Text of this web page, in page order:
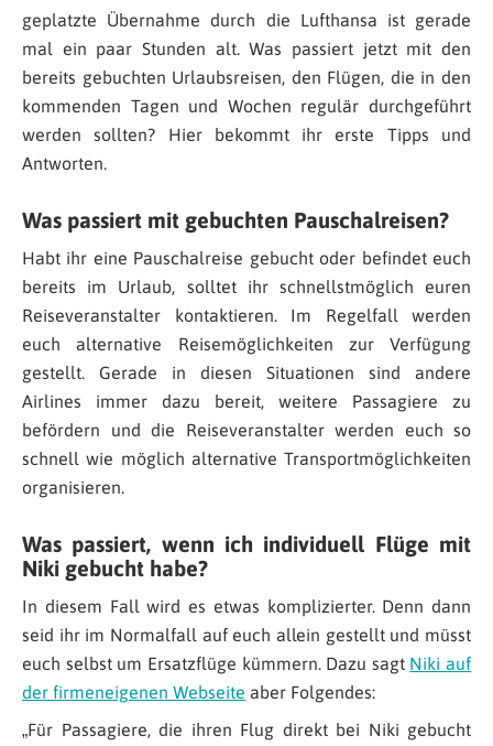
geplatzte Übernahme durch die Lufthansa ist gerade
mal ein paar Stunden alt. Was passiert jetzt mit den
bereits gebuchten Urlaubsreisen, den Flügen, die in den
kommenden Tagen und Wochen regulär durchgeführt
werden sollten? Hier bekommt ihr erste Tipps und
Antworten.
Was passiert mit gebuchten Pauschalreisen?
Habt ihr eine Pauschalreise gebucht oder befindet euch
bereits im Urlaub, solltet ihr schnellstmöglich euren
Reiseveranstalter kontaktieren. Im Regelfall werden
euch alternative Reisemöglichkeiten zur Verfügung
gestellt. Gerade in diesen Situationen sind andere
Airlines immer dazu bereit, weitere Passagiere zu
befördern und die Reiseveranstalter werden euch so
schnell wie möglich alternative Transportmöglichkeiten
organisieren.
Was passiert, wenn ich individuell Flüge mit
Niki gebucht habe?
In diesem Fall wird es etwas komplizierter. Denn dann
seid ihr im Normalfall auf euch allein gestellt und müsst
euch selbst um Ersatzflüge kümmern. Dazu sagt Niki auf
der firmeneigenen Webseite aber Folgendes:
„Für Passagiere, die ihren Flug direkt bei Niki gebucht